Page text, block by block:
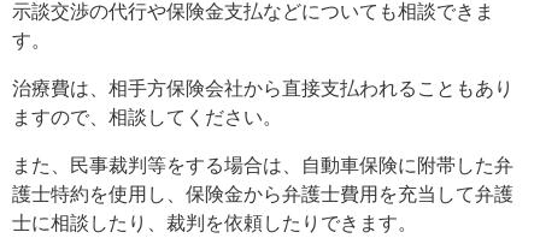
示談交渉の代行や保険金支払などについても相談できま
す。
治療費は、相手方保険会社から直接支払われることもあり
ますので、相談してください。
また、民事裁判等をする場合は、自動車保険に附帯した弁
護士特約を使用し、保険金から弁護士費用を充当して弁護
士に相談したり、裁判を依頼したりできます。